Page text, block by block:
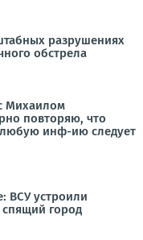
разрушениях
обстрела
Михаилом
повторяю, что
любую инф-ию следует
ВСУ устроили
город